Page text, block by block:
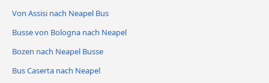
Von Assisi nach Neapel Bus
Busse von Bologna nach Neapel
Bozen nach Neapel Busse
Bus Caserta nach Neapel